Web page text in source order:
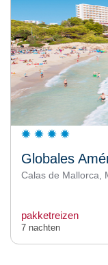
Globales
Calas de Mallorca,
pakketreizen
7 nachten